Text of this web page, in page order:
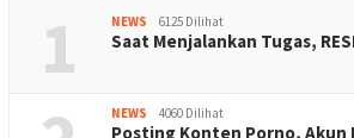
1 NEWS 6125 Dilihat
Saat Menjalankan Tugas,
NEWS 4060 Dilihat
Posting Konten Porno, Akun